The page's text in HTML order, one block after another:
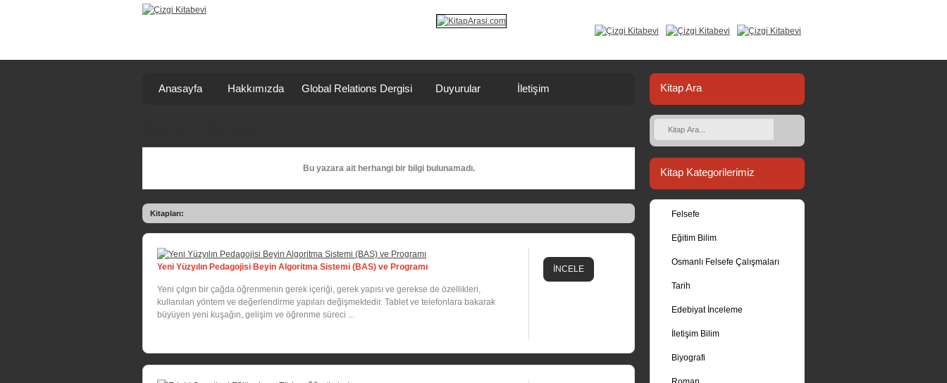
Kitap Ara
Kitap Kategorilerimiz
Felsefe
Eğitim Bilim
Osmanlı Felsefe Çalışmaları
Tarih
Edebiyat İnceleme
İletişim Bilim
Biyografi
Anasayfa Hakkımızda Global Relations Dergisi Duyurular İletişim
Bu yazara ait herhangi bir bilgi bulunamadı.
Kitapları:
İNCELE
Yeni Yüzyılın Pedagojisi Beyin Algoritma Sistemi (BAS) ve Programı
Yeni çılgın bir çağda öğrenmenin gerek içeriği, gerek yapısı ve gerekse de özellikleri,
kullanılan yöntem ve değerlendirme yapıları değişmektedir. Tablet ve telefonlara bakarak
büyüyen yeni kuşağın, gelişim ve öğrenme süreci ...